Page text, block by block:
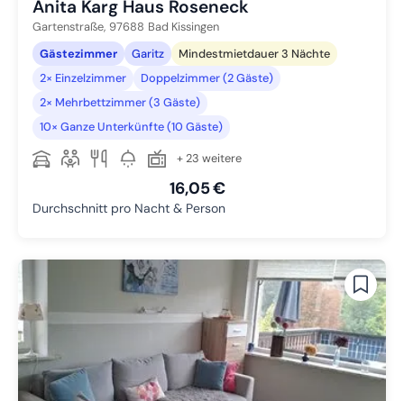
Anita Karg Haus Roseneck
Gartenstraße, 97688 Bad Kissingen
Gästezimmer
Garitz
Mindestmietdauer 3 Nächte
2× Einzelzimmer
Doppelzimmer (2 Gäste)
2× Mehrbettzimmer (3 Gäste)
10× Ganze Unterkünfte (10 Gäste)
+ 23 weitere
16,05 €
Durchschnitt pro Nacht & Person